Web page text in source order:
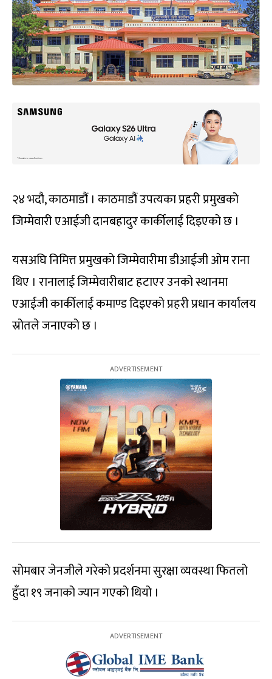
२४ भदौ, काठमाडौं । काठमाडौं उपत्यका प्रहरी प्रमुखको
जिम्मेवारी एआईजी दानबहादुर कार्कीलाई दिइएको छ ।
यसअघि निमित्त प्रमुखको जिम्मेवारीमा डीआईजी ओम राना
थिए । रानालाई जिम्मेवारीबाट हटाएर उनको स्थानमा
एआईजी कार्कीलाई कमाण्ड दिइएको प्रहरी प्रधान कार्यालय
स्रोतले जनाएको छ ।
सोमबार जेनजीले गरेको प्रदर्शनमा सुरक्षा व्यवस्था फितलो
हुँदा १९ जनाको ज्यान गएको थियो ।